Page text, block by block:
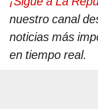
nuestro canal
noticias más
en tiempo real.